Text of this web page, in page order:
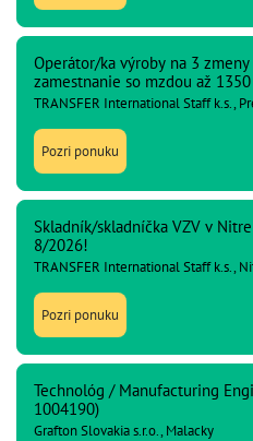
Operátor/ka výroby na 3
zamestnanie so mzdou až
TRANSFER International Staff k.s.,
Pozri ponuku
Skladník/skladníčka VZV v
8/2026!
TRANSFER International Staff k.s.,
Pozri ponuku
Technológ / Manufacturing
1004190)
Grafton Slovakia s.r.o., Malacky